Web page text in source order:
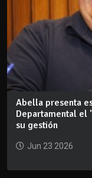
Abella presenta
Departamental el
su gestión
Jun 23 2026